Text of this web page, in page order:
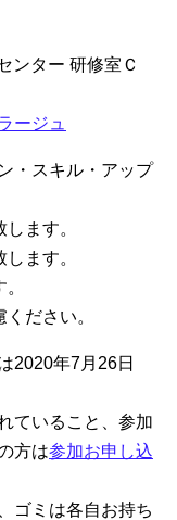
ンター 研修室Ｃ
ージュ
・スキル・アップ
ます。
ます。
ださい。
2020年7月26日
ていること、参加
方は参加お申し込
ゴミは各自お持ち